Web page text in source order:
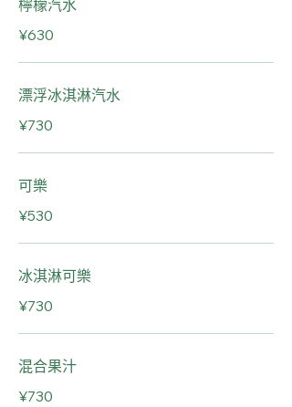
檸檬汽水
¥630
漂浮冰淇淋汽水
¥730
可樂
¥530
冰淇淋可樂
¥730
混合果汁
¥730